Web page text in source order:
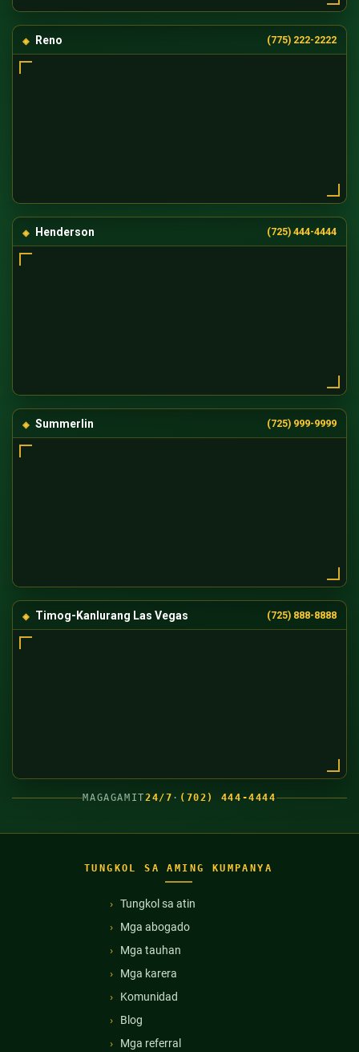
Reno (775) 222-2222
Henderson (725) 444-4444
Summerlin (725) 999-9999
Timog-Kanlurang Las Vegas (725) 888-8888
MAGAGAMIT24/7 · (702) 444-4444
TUNGKOL SA AMING KUMPANYA
Tungkol sa atin
Mga abogado
Mga tauhan
Mga karera
Komunidad
Blog
Mga referral